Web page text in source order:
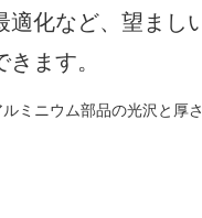
適化など、望まし
ます。